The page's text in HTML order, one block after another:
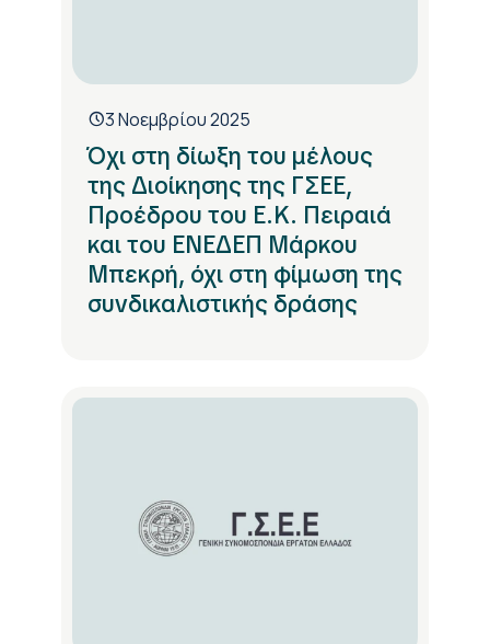
3 Νοεμβρίου 2025
Όχι στη δίωξη του μέλους
της Διοίκησης της ΓΣΕΕ,
Προέδρου του Ε.Κ. Πειραιά
και του ΕΝΕΔΕΠ Μάρκου
Μπεκρή, όχι στη φίμωση της
συνδικαλιστικής δράσης